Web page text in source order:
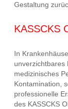
Gestaltung
KASSCKS
In
unverzichtbares
medizinisches
Kontamination,
professionelle
des KASSCKS